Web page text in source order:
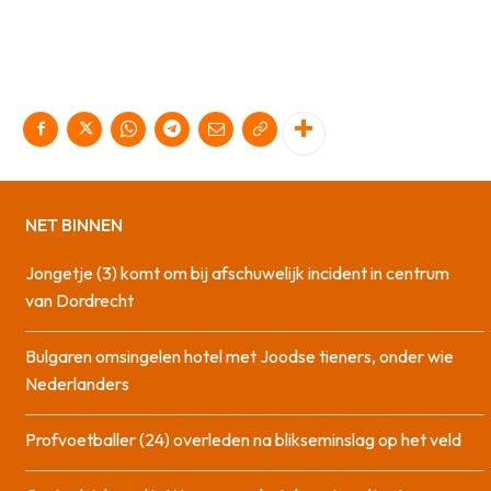
NET BINNEN
Jongetje (3) komt om bij afschuwelijk incident in centrum
van Dordrecht
Bulgaren omsingelen hotel met Joodse tieners, onder wie
Nederlanders
Profvoetballer (24) overleden na blikseminslag op het veld